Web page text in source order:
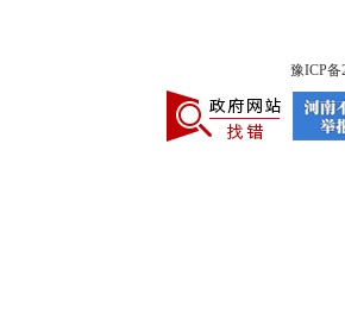
豫ICP备